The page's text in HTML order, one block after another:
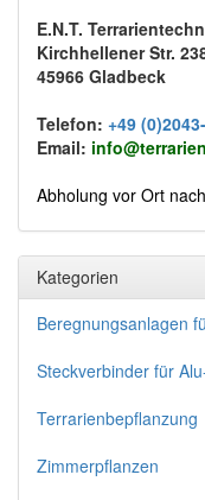
E.N.T.
Kirchhellener Str.
45966 Gladbeck
Telefon: +49
Email:
Abholung vor Ort
Kategorien
Beregnungsanlagen
Steckverbinder für
Terrarienbepflanzung
Zimmerpflanzen